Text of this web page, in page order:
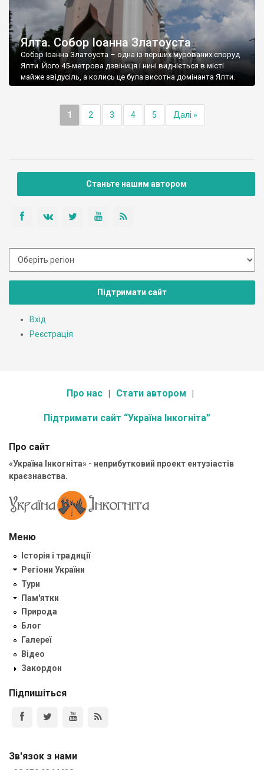
Ялта. Собор Іоанна Златоуста
Собор Іоанна Златоуста – одна із перших мурованих споруд
Ялти. Його 45-метрова дзвіниця і нині видніється в місті
майже звідусіль, а колись це була висотна домінанта Ялти.
1 2 3 4 5 Далі »
Станьте нашим автором
Підтримати сайт
Вхід
Реєстрація
Про нас Стати автором
Підтримати сайт “Україна Інкогніта”
Про сайт
«Україна Інкогніта» - неприбутковий проект ентузіастів
краєзнавства.
Меню
Історія і традиції
Регіони України
Тури
Пам'ятки
Природа
Блог
Галереї
Відео
Закордон
Підпишіться
Зв'язок з нами